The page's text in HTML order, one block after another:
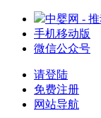
中婴网 -
手机移动版
微信公众号
请登陆
免费注册
网站导航